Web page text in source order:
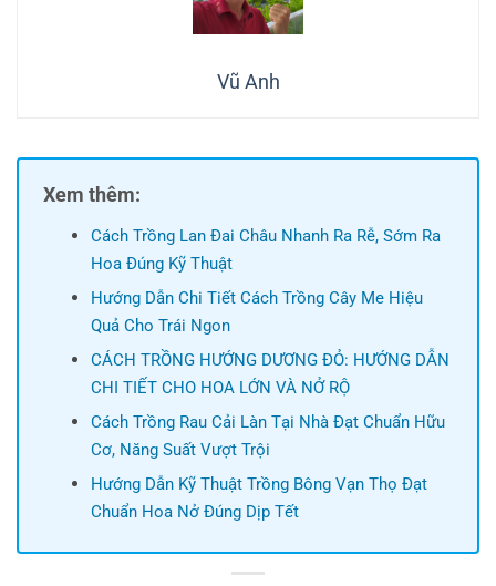
Vũ Anh
Xem thêm:
Cách Trồng Lan Đai Châu Nhanh Ra Rễ, Sớm Ra
Hoa Đúng Kỹ Thuật
Hướng Dẫn Chi Tiết Cách Trồng Cây Me Hiệu
Quả Cho Trái Ngon
CÁCH TRỒNG HƯỚNG DƯƠNG ĐỎ: HƯỚNG DẪN
CHI TIẾT CHO HOA LỚN VÀ NỞ RỘ
Cách Trồng Rau Cải Làn Tại Nhà Đạt Chuẩn Hữu
Cơ, Năng Suất Vượt Trội
Hướng Dẫn Kỹ Thuật Trồng Bông Vạn Thọ Đạt
Chuẩn Hoa Nở Đúng Dịp Tết